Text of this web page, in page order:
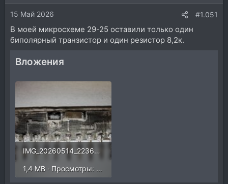
15 Май 2026 #1.051
В моей микросхеме 29-25 оставили только один
биполярный транзистор и один резистор 8,2к.
Вложения
IMG_20260514_223635_edit_452044771328389.jpg
1,4 MB · Просмотры: 54